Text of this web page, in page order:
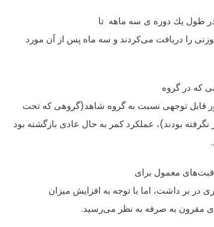
در طول یك دوره ی سه ماهه تا
كه در گروه
قابل توجهی نسبت به گروه شاهد(گروهی که تحت
بودند)، عملکرد كمر به حال عادی بازگشته بود
معمول برای
در بر داشت، اما با توجه به افزایش میزان
مقرون به صرفه به نظر می‌رسید.